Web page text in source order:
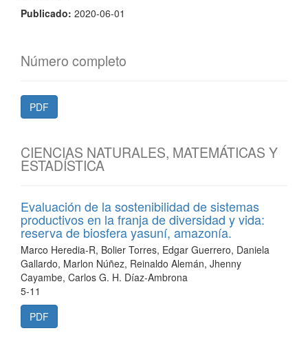
Publicado: 2020-06-01
Número completo
PDF
CIENCIAS NATURALES, MATEMÁTICAS Y
ESTADÍSTICA
Evaluación de la sostenibilidad de sistemas
productivos en la franja de diversidad y vida:
reserva de biosfera yasuní, amazonía.
Marco Heredia-R, Bolier Torres, Edgar Guerrero, Daniela
Gallardo, Marlon Núñez, Reinaldo Alemán, Jhenny
Cayambe, Carlos G. H. Díaz-Ambrona
5-11
PDF